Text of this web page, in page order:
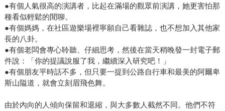
●有個人氣很高的演講者，比起在滿場的觀眾前演講，她更害怕那
種看似輕鬆的閒聊。
●有個媽媽，在社區遊樂場裡寧願自己看雜誌，也不想加入其他家
長的八卦。
●有個老闆會專心聆聽、仔細思考，然後在當天稍晚發一封電子郵
件說：「你的提議說服了我，繼續深入研究吧！」
●有個朋友平時話不多，但只要一提到公路自行車和最美的阿爾卑
斯山隘道，就會立刻眉飛色舞。
由於內向的人傾向保留和退縮，與大多數人截然不同。他們不符